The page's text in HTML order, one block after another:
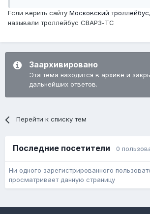
Если верить сайту Московский троллейбус
называли троллейбус СВАРЗ-ТС
Заархивировано
Эта тема находится в архиве и
дальнейших ответов.
Перейти к списку тем
Последние посетители 0
Ни одного зарегистрированного
просматривает данную страницу